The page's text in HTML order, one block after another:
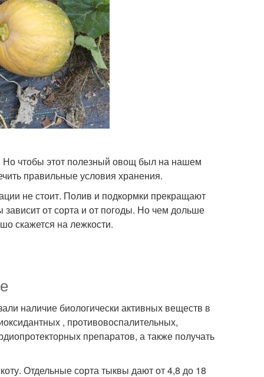
Но чтобы этот полезный овощ был на нашем
правильные условия хранения.
не стоит. Полив и подкормки прекращают
от сорта и от погоды. Но чем дольше
скажется на лежкости.
наличие биологически активных веществ в
, противовоспалительных,
препаратов, а также получать
Отдельные сорта тыквы дают от 4,8 до 18